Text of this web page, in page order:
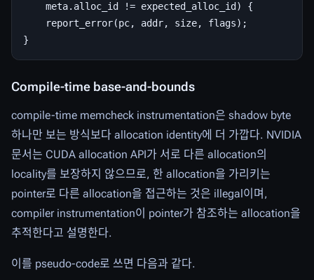
    meta.alloc_id != expected_alloc_id) {
    report_error(pc, addr, size, flags);
Compile-time base-and-bounds
compile-time memcheck instrumentation은 shadow byte
하나만 보는 방식보다 allocation identity에 더 가깝다. NVIDIA
문서는 CUDA allocation API가 서로 다른 allocation의
locality를 보장하지 않으므로, 한 allocation을 가리키는
pointer로 다른 allocation을 접근하는 것은 illegal이며,
compiler instrumentation이 pointer가 참조하는 allocation을
추적한다고 설명한다.
이를 pseudo-code로 쓰면 다음과 같다.